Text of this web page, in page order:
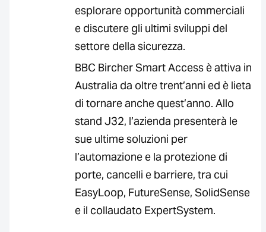
esplorare opportunità commerciali
e discutere gli ultimi sviluppi del
settore della sicurezza.
BBC Bircher Smart Access è attiva in
Australia da oltre trent’anni ed è lieta
di tornare anche quest’anno. Allo
stand J32, l’azienda presenterà le
sue ultime soluzioni per
l’automazione e la protezione di
porte, cancelli e barriere, tra cui
EasyLoop, FutureSense, SolidSense
e il collaudato ExpertSystem.